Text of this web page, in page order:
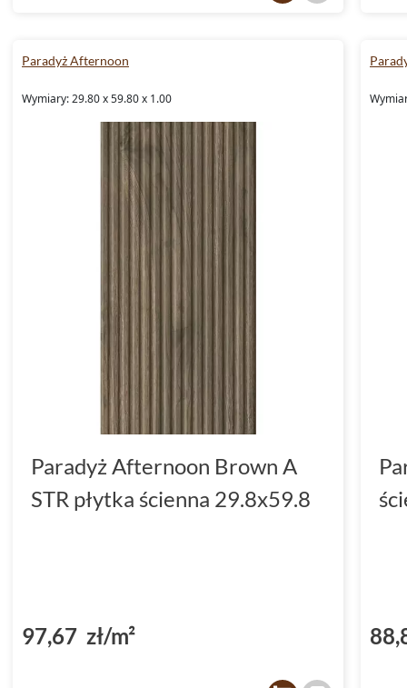
Paradyż Afternoon
Wymiary: 29.80 x 59.80 x 1.00
Paradyż Afternoon Brown A
STR płytka ścienna 29.8x59.8
97,67 zł/m²